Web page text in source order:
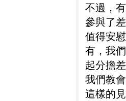
不過，
參與了
值得安
有，我
起分擔
我們教
這樣的